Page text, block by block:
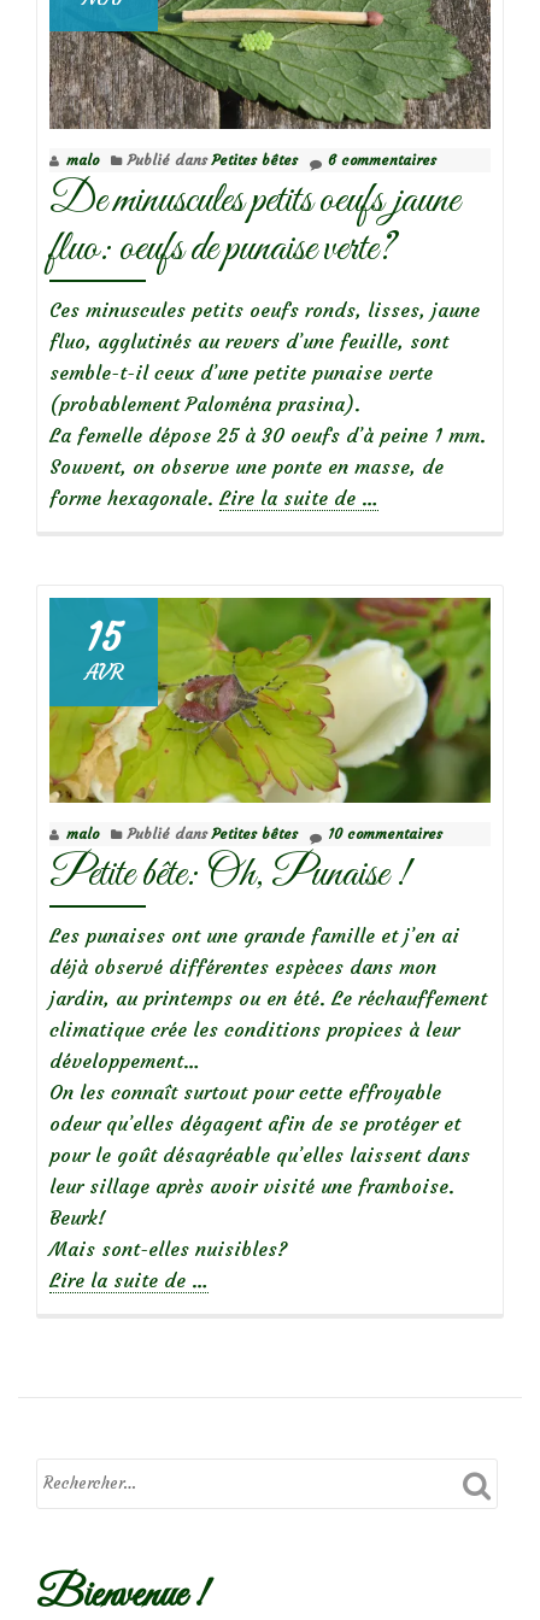
malo Publié dansPetites bêtes 6 commentaires
De minuscules petits oeufs jaune
fluo: oeufs de punaise verte?
Ces minuscules petits oeufs ronds, lisses, jaune
fluo, agglutinés au revers d’une feuille, sont
semble-t-il ceux d’une petite punaise verte
(probablement Paloména prasina).
La femelle dépose 25 à 30 oeufs d’à peine 1 mm.
Souvent, on observe une ponte en masse, de
forme hexagonale. Lire la suite de
petits
oeufs
jaune
fluo:
oeufs
punaise
verte?
…
15
AVR
malo Publié dansPetites bêtes 10 commentaires
Petite bête: Oh, Punaise !
Les punaises ont une grande famille et j’en ai
déjà observé différentes espèces dans mon
jardin, au printemps ou en été. Le réchauffement
climatique crée les conditions propices à leur
développement…
On les connaît surtout pour cette effroyable
odeur qu’elles dégagent afin de se protéger et
pour le goût désagréable qu’elles laissent dans
leur sillage après avoir visité une framboise.
Beurk!
Mais sont-elles nuisibles?
Lire la suite de à
Oh,
!
…
Bienvenue !